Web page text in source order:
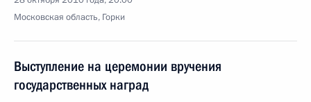
Московская область, Горки
Выступление на церемонии вручения
государственных наград